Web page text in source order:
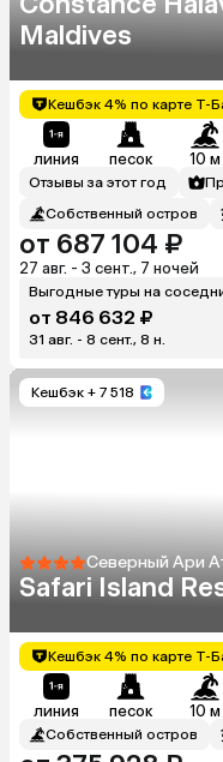
Maldives
Кешбэк 4% по карте Т-
линия песок 10 м
Отзывы за этот год
Собственный остров
от 687 104 ₽
27 авг. - 3 сент., 7 ночей
Выгодные туры на
от 846 632 ₽
31 авг. - 8 сент., 8 н.
Кешбэк + 7 518
Северный Ари
Safari Island
Кешбэк 4% по карте Т-
линия песок 10 м
Собственный остров